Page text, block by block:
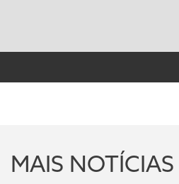
MAIS NOTÍCIAS